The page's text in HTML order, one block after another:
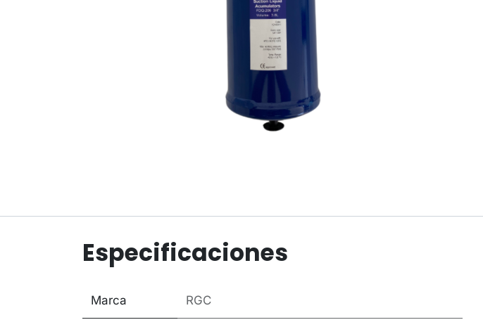
Especificaciones
Marca RGC